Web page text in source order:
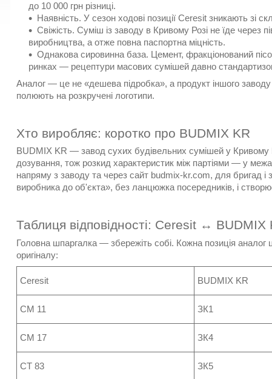
до 10 000 грн різниці.
Наявність. У сезон ходові позиції Ceresit зникають зі
Свіжість. Суміш із заводу в Кривому Розі не їде через
виробництва, а отже повна паспортна міцність.
Однакова сировинна база. Цемент, фракціонований
ринках — рецептури масових сумішей давно
Аналог — це не «дешева підробка», а продукт іншого
полюють на розкручені логотипи.
Хто виробляє: коротко про BUDMIX KR
BUDMIX KR — завод сухих будівельних сумішей у Кривому
дозування, тож розкид характеристик між партіями — у
напряму з заводу та через сайт budmix-kr.com, для бригад і
виробника до об'єкта», без ланцюжка посередників, і
Таблиця відповідності: Ceresit ↔ BUDMIX
Головна шпаргалка — збережіть собі. Кожна позиція аналог
оригіналу:
Ceresit BUDMIX KR
CM 11 ЗК1
CM 17 ЗК4
CT 83 ЗК5